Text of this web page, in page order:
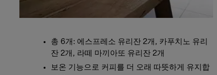
총 6개: 에스프레소 유리잔 2개, 카푸치노 유리
잔 2개, 라떼 마끼아또 유리잔 2개
보온 기능으로 커피를 더 오래 따뜻하게 유지합